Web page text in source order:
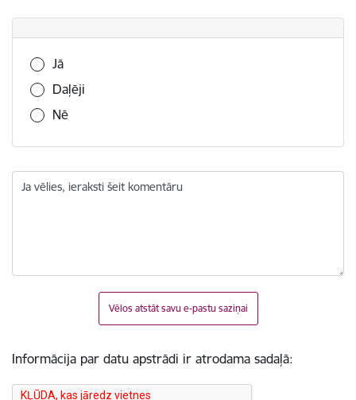
Vai šī informācija bija noderīga?
Jā
Daļēji
Nē
Ja vēlies, ieraksti šeit komentāru
Vēlos atstāt savu e-pastu saziņai
Informācija par datu apstrādi ir atrodama sadaļā: